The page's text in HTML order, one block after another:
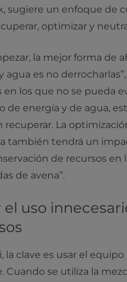
sugiere un enfoque de
optimizar y
la mejor forma de
agua es no derrocharlas”,
en los que no se pueda
de energía y de agua,
recuperar. La
también tendrá un
de recursos en
de avena”.
el uso
la clave es usar el equipo
Cuando se utiliza la